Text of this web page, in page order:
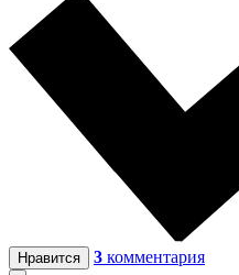
Нравится 3 комментария